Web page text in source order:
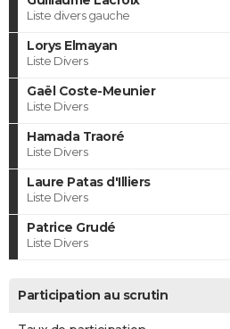
Liste divers gauche
Lorys Elmayan
Liste Divers
Gaël Coste-Meunier
Liste Divers
Hamada Traoré
Liste Divers
Laure Patas d'Illiers
Liste Divers
Patrice Grudé
Liste Divers
Participation au scrutin